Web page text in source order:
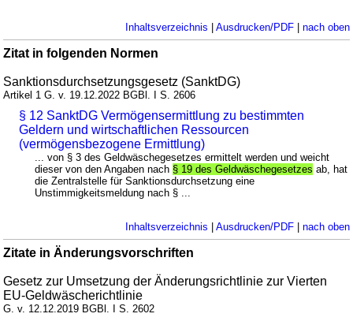
Inhaltsverzeichnis | Ausdrucken/PDF| nach oben
Zitat in folgenden Normen
Sanktionsdurchsetzungsgesetz (SanktDG)
Artikel 1 G. v. 19.12.2022 BGBl. I S. 2606
§ 12 SanktDG Vermögensermittlung zu bestimmten
Geldern und wirtschaftlichen Ressourcen
(vermögensbezogene Ermittlung)
... von § 3 des Geldwäschegesetzes ermittelt werden und weicht
dieser von den Angaben nach § 19 des Geldwäschegesetzes ab, hat
die Zentralstelle für Sanktionsdurchsetzung eine
Unstimmigkeitsmeldung nach § ...
Inhaltsverzeichnis | Ausdrucken/PDF| nach oben
Zitate in Änderungsvorschriften
Gesetz zur Umsetzung der Änderungsrichtlinie zur Vierten
EU-Geldwäscherichtlinie
G. v. 12.12.2019 BGBl. I S. 2602